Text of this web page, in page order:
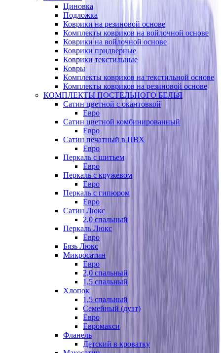
Циновка
Подложка
Коврики на резиновой основе
Комплекты ковриков на войлочной основе
Коврики на войлочной основе
Коврики придверные
Коврики текстильные
Ковры
Комплекты ковриков на текстильной основе
Комплекты ковриков на резиновой основе
КОМПЛЕКТЫ ПОСТЕЛЬНОГО БЕЛЬЯ
Сатин цветной с окантовкой
Евро
Сатин цветной комбинированный
Евро
Сатин печатный в ПВХ
Евро
Перкаль с шитьем
Евро
Перкаль с кружевом
Евро
Перкаль с гипюром
Евро
Сатин Люкс
2,0 спальный
Перкаль Люкс
Евро
Бязь Люкс
Микросатин
Евро
2,0 спальный
1,5 спальный
Хлопок
1,5 спальный
Семейный (дуэт)
Евро
Евромакси
Фланель
Детский в кроватку